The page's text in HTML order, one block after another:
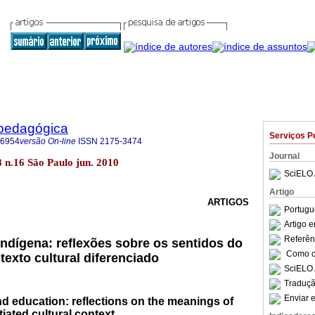
Serviços
Journal
SciELO
Artigo
Artigo
Como
SciELO
Enviar
versão On-line ISSN 2175-3474
n.16 São Paulo jun. 2010
ARTIGOS
reflexões sobre os sentidos do
cultural diferenciado
education: reflections on the meanings of